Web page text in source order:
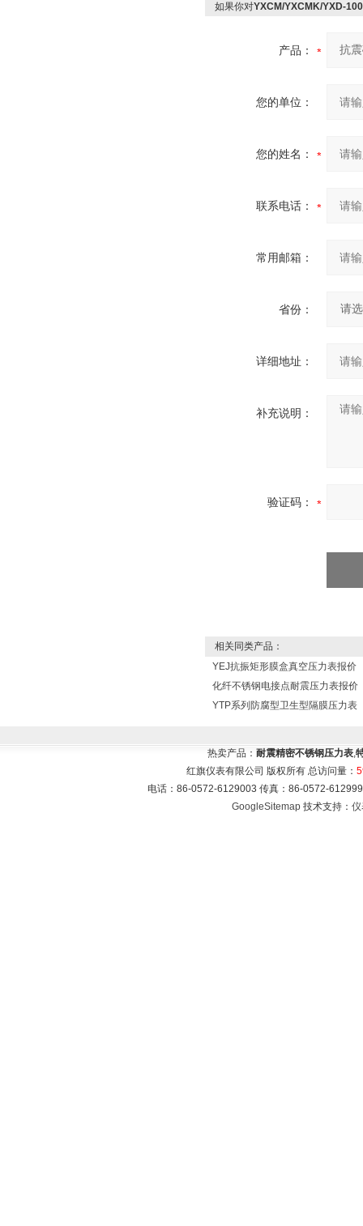
如果你对YXCM/YXCMK/YXD-
产品：
您的单位：
您的姓名：
联系电话：
常用邮箱：
省份：
详细地址：
补充说明：
验证码：
相关同类产品：
YEJ抗振矩形膜盒真空压力表报价
化纤不锈钢电接点耐震压力表报价
YTP系列防腐型卫生型隔膜压力表
热卖产品： 耐震精密不锈钢压力表,
红旗仪表有限公司 版权所有 总访问量：
电话：86-0572-6129003 传真：86-0572-
GoogleSitemap技术支持： 仪